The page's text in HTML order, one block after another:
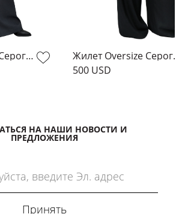
Жилет Oversize Серого Цвета
Жилет
500 USD
НА НАШИ НОВОСТИ И
ПРЕДЛОЖЕНИЯ